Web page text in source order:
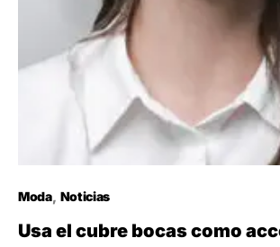
Moda Noticias
Usa el cubre bocas como